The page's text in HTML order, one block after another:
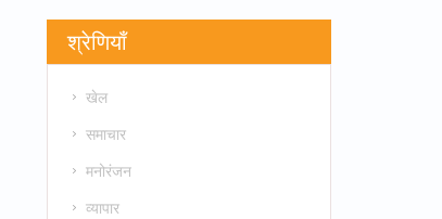
श्रेणियाँ
खेल
समाचार
मनोरंजन
व्यापार